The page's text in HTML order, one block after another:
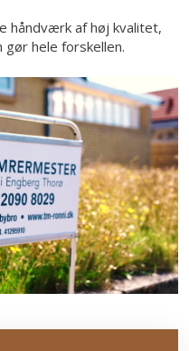
håndværk af høj kvalitet,
hele forskellen.